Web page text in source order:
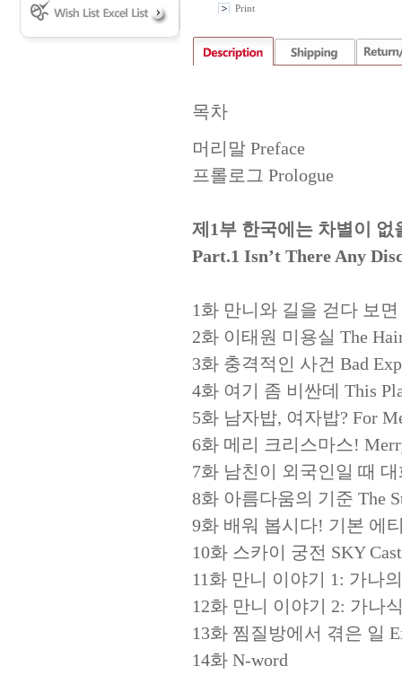
Print
목차
머리말 Preface
프롤로그 Prologue
제1부 한국에는 차별이 없
Part.1 Isn’t There Any
1화 만니와 길을 걷다 보면
2화 이태원 미용실 The
3화 충격적인 사건 Bad
4화 여기 좀 비싼데 This
5화 남자밥, 여자밥? For
6화 메리 크리스마스!
7화 남친이 외국인일 때 대
8화 아름다움의 기준 The
9화 배워 봅시다! 기본 에
10화 스카이 궁전 SKY
11화 만니 이야기 1: 가나
12화 만니 이야기 2: 가나
13화 찜질방에서 겪은 일
14화 N-word